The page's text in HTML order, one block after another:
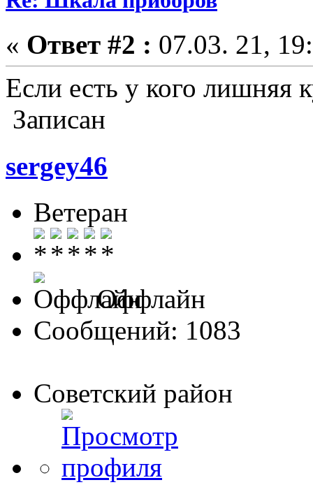
« Ответ #2 : 07.03. 21,
Если есть у кого лишняя
Записан
sergey46
Ветеран
Оффлайн
Сообщений: 1083
Советский район